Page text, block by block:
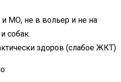
и МО, не в вольер и не на
собак.
здоров (слабое ЖКТ)